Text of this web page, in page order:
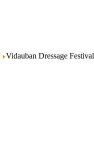
Vidauban Dressage Festival